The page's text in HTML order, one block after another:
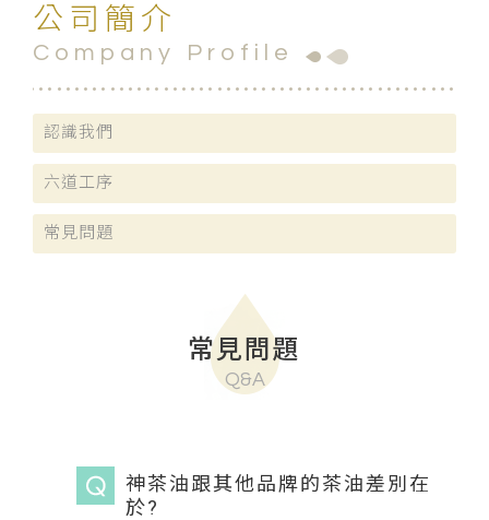
公司簡介
Company Profile
認識我們
六道工序
常見問題
常見問題
Q&A
神茶油跟其他品牌的茶油差別在
於?